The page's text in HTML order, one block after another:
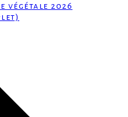
végétale 2026